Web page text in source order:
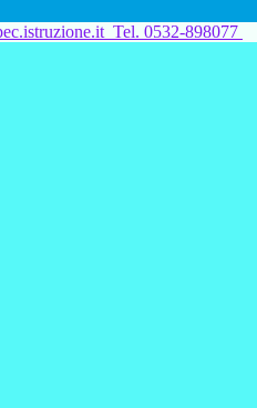
Tel. 0532-898077